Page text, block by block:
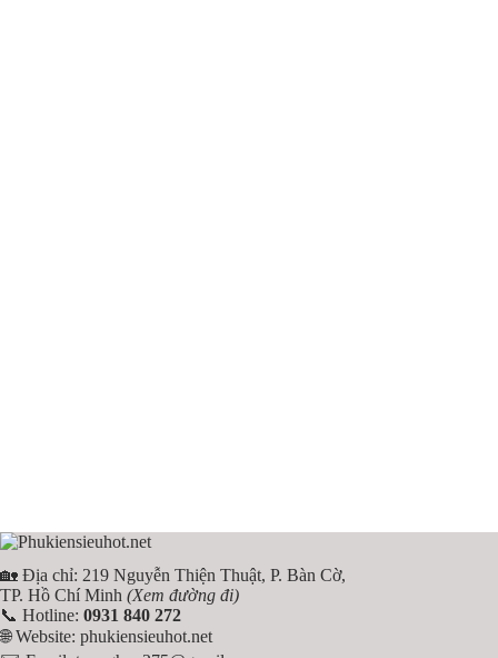
🏡 Địa chỉ: 219 Nguyễn Thiện Thuật, P. Bàn Cờ,
TP. Hồ Chí Minh (Xem đường đi)
📞 Hotline: 0931 840 272
🌐 Website: phukiensieuhot.net